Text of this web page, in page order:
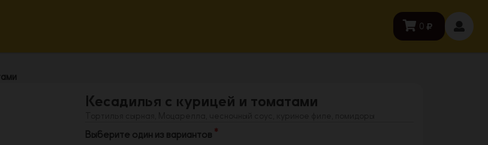
0
Кесадилья с курицей и томатами
Выберите один из вариантов